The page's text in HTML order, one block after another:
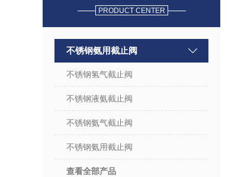
PRODUCT CENTER
不锈钢氨用截止阀
不锈钢氢气截止阀
不锈钢液氨截止阀
不锈钢氨气截止阀
不锈钢氨用截止阀
查看全部产品